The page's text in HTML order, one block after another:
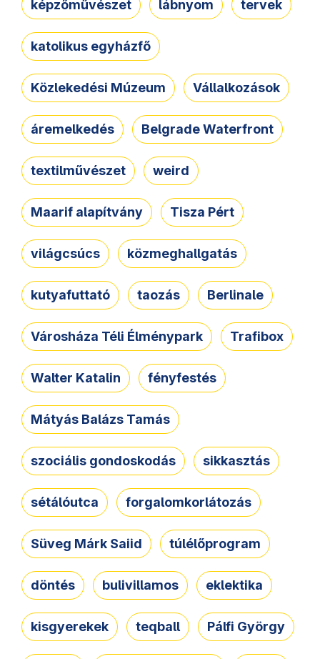
képzőművészet lábnyom tervek
katolikus egyházfő
Közlekedési Múzeum Vállalkozások
áremelkedés Belgrade Waterfront
textilművészet weird
Maarif alapítvány Tisza Pért
világcsúcs közmeghallgatás
kutyafuttató taozás Berlinale
Városháza Téli Élménypark Trafibox
Walter Katalin fényfestés
Mátyás Balázs Tamás
szociális gondoskodás sikkasztás
sétálóutca forgalomkorlátozás
Süveg Márk Saiid túlélőprogram
döntés bulivillamos eklektika
kisgyerekek teqball Pálfi György